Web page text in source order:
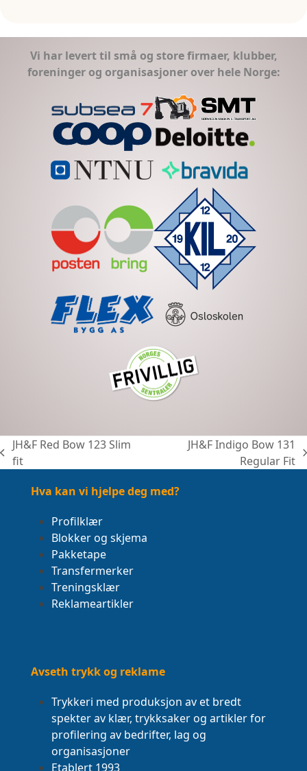
Vi har levert til små og store firmaer, klubber,
foreninger og organisasjoner over hele Norge:
previous
JH&F Red Bow 123 Slim
fit
JH&F Indigo Bow 131
Regular Fit
Hva kan vi hjelpe deg med?
Profilklær
Blokker og skjema
Pakketape
Transfermerker
Treningsklær
Reklameartikler
Avseth trykk og reklame
Trykkeri med produksjon av et bredt
spekter av klær, trykksaker og artikler for
profilering av bedrifter, lag og
organisasjoner
Etablert 1993